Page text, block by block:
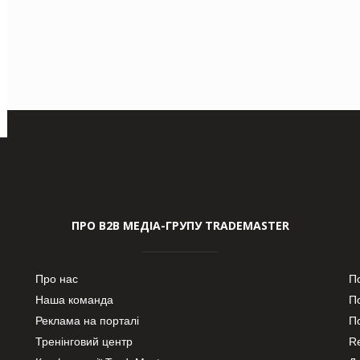
ПРО В2В МЕДІА-ГРУПУ TRADEMASTER
Про нас
Наша команда
Реклама на порталі
Тренінговий центр